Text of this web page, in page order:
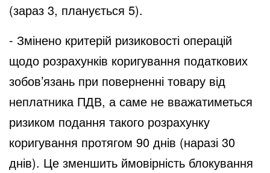
(зараз 3, планується 5).
- Змінено критерій ризиковості операцій
щодо розрахунків коригування податкових
зобов’язань при поверненні товару від
неплатника ПДВ, а саме не вважатиметься
ризиком подання такого розрахунку
коригування протягом 90 днів (наразі 30
днів). Це зменшить ймовірність блокування